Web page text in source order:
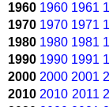
1960 1960 1961
1970 1970 1971
1980 1980 1981
1990 1990 1991
2000 2000 2001
2010 2010 2011